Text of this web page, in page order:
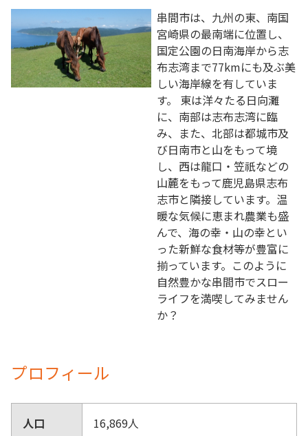
串間市は、九州の東、南国
宮崎県の最南端に位置し、
国定公園の日南海岸から志
布志湾まで77kmにも及ぶ美
しい海岸線を有していま
す。 東は洋々たる日向灘
に、南部は志布志湾に臨
み、また、北部は都城市及
び日南市と山をもって境
し、西は龍口・笠祇などの
山麓をもって鹿児島県志布
志市と隣接しています。温
暖な気候に恵まれ農業も盛
んで、海の幸・山の幸とい
った新鮮な食材等が豊富に
揃っています。このように
自然豊かな串間市でスロー
ライフを満喫してみません
か？
プロフィール
人口 16,869人